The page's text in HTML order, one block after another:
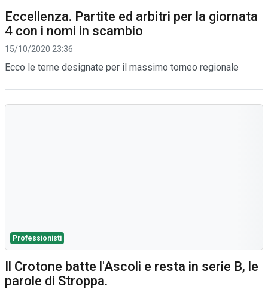
Eccellenza. Partite ed arbitri per la giornata
4 con i nomi in scambio
15/10/2020 23:36
Ecco le terne designate per il massimo torneo regionale
Professionisti
Il Crotone batte l'Ascoli e resta in serie B, le
parole di Stroppa.